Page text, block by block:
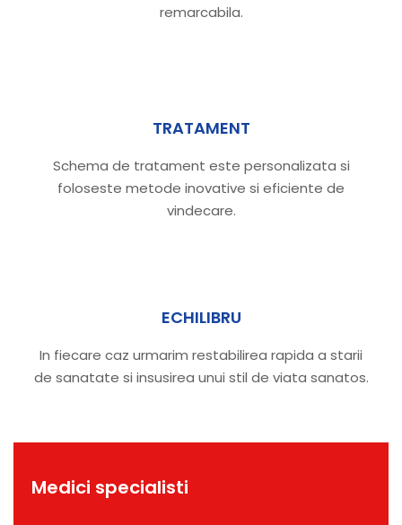
remarcabila.
TRATAMENT
Schema de tratament este personalizata si
foloseste metode inovative si eficiente de
vindecare.
ECHILIBRU
In fiecare caz urmarim restabilirea rapida a starii
de sanatate si insusirea unui stil de viata sanatos.
Medici specialisti